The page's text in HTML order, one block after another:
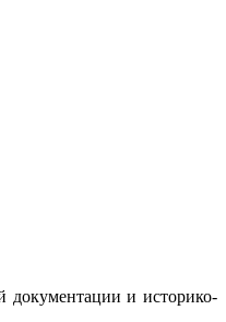
документации и историко-